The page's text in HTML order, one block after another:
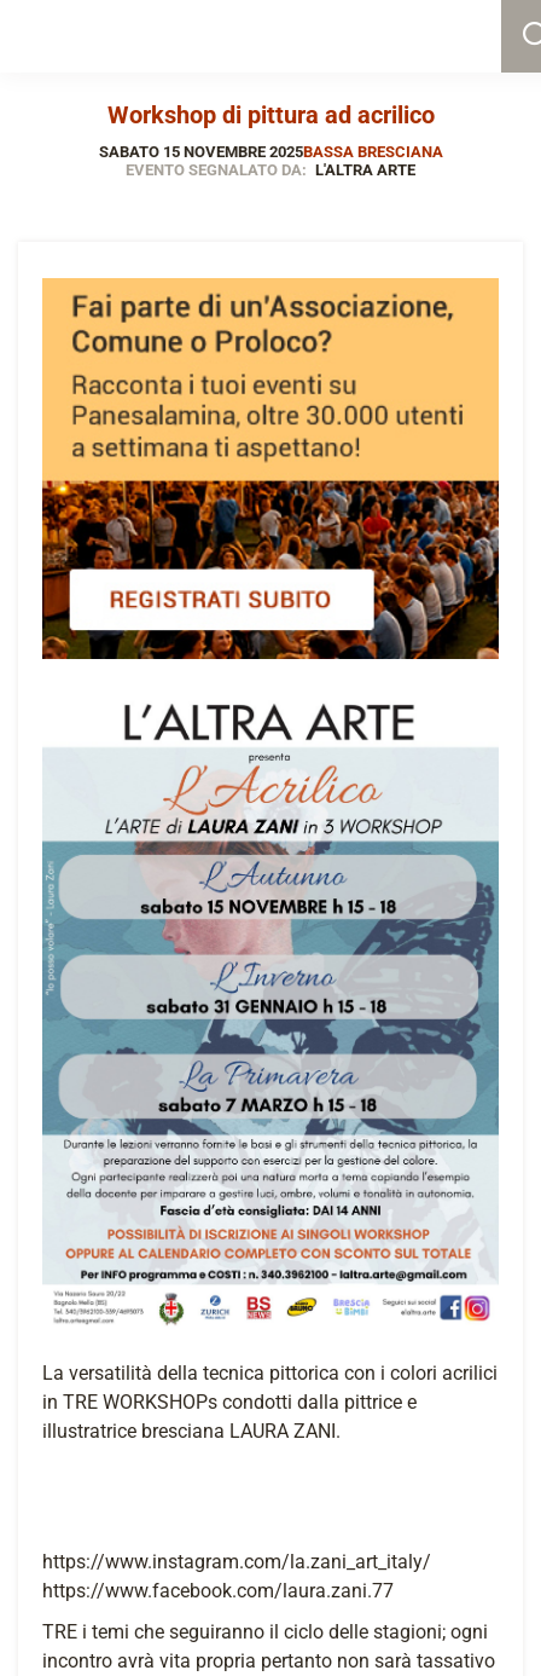
Workshop di pittura ad acrilico
SABATO 15 NOVEMBRE 2025BASSA BRESCIANA
EVENTO SEGNALATO DA: L'ALTRA ARTE
La versatilità della tecnica pittorica con i colori acrilici
in TRE WORKSHOPs condotti dalla pittrice e
illustratrice bresciana LAURA ZANI.
https://www.instagram.com/la.zani_art_italy/
https://www.facebook.com/laura.zani.77
TRE i temi che seguiranno il ciclo delle stagioni; ogni
incontro avrà vita propria pertanto non sarà tassativo